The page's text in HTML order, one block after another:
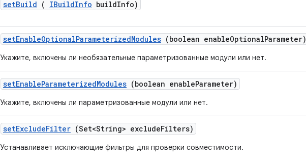
setBuild ( IBuildInfo buildInfo)
setEnableOptionalParameterizedModules (boolean enableOptionalParameter)
Укажите, включены ли необязательные параметризованные модули или нет.
setEnableParameterizedModules (boolean enableParameter)
Укажите, включены ли параметризованные модули или нет.
setExcludeFilter (Set<String> excludeFilters)
Устанавливает исключающие фильтры для проверки совместимости.